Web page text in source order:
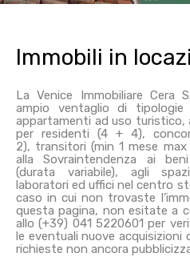
Immobili in
La Venice Immobiliare Cera
ampio ventaglio di tipologie
appartamenti ad uso
per residenti (4 + 4),
2), transitori (min 1 mese
alla Sovraintendenza ai
(durata variabile), agli
laboratori ed uffici nel centro
caso in cui non trovaste
questa pagina, non esitate a
allo (+39) 041 5220601 per
le eventuali nuove
richieste non ancora